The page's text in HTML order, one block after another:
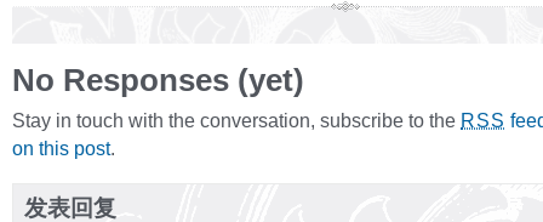
No Responses (yet)
Stay in touch with the conversation, subscribe to the RSS
on this post.
发表回复